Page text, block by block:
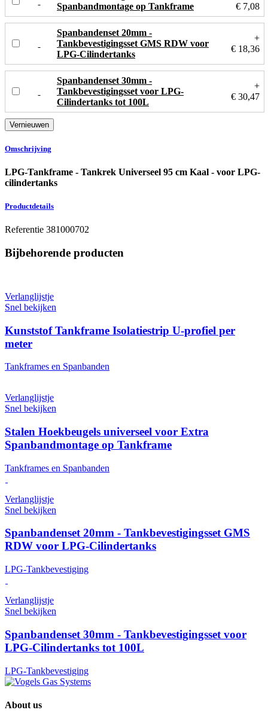
Spanbandmontage op Tankframe
€ 7,08
Spanbandenset 20mm -
Tankbevestigingsset GMS RDW voor
LPG-Cilindertanks
+
€ 18,36
Spanbandenset 30mm -
Tankbevestigingsset voor LPG-
Cilindertanks tot 100L
+
€ 30,47
Omschrijving
LPG-Tankframe - Tankrek Universeel 95 cm Kaal - voor LPG-
cilindertanks
Productdetails
Referentie 381000702
Bijbehorende producten
Verlanglijstje
Snel bekijken
Kunststof Tankframe Isolatiestrip U-profiel per
meter
Tankframes en Spanbanden
Verlanglijstje
Snel bekijken
Stalen Hoekbeugels universeel voor Extra
Spanbandmontage op Tankframe
Tankframes en Spanbanden
Verlanglijstje
Snel bekijken
Spanbandenset 20mm - Tankbevestigingsset GMS
RDW voor LPG-Cilindertanks
LPG-Tankbevestiging
Verlanglijstje
Snel bekijken
Spanbandenset 30mm - Tankbevestigingsset voor
LPG-Cilindertanks tot 100L
LPG-Tankbevestiging
About us